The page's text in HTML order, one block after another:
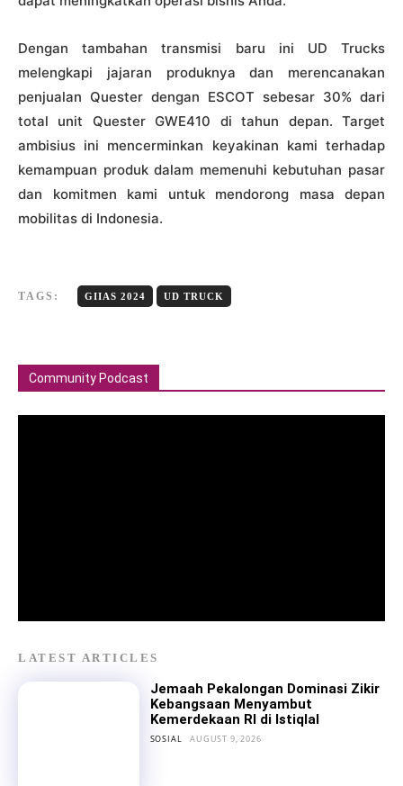
Dengan tambahan transmisi baru ini UD Trucks
melengkapi jajaran produknya dan merencanakan
penjualan Quester dengan ESCOT sebesar 30% dari
total unit Quester GWE410 di tahun depan. Target
ambisius ini mencerminkan keyakinan kami terhadap
kemampuan produk dalam memenuhi kebutuhan pasar
dan komitmen kami untuk mendorong masa depan
mobilitas di Indonesia.
TAGS: GIIAS 2024 UD TRUCK
Community Podcast
LATEST ARTICLES
Jemaah Pekalongan Dominasi Zikir
Kebangsaan Menyambut
Kemerdekaan RI di Istiqlal
SOSIAL AUGUST 9, 2026